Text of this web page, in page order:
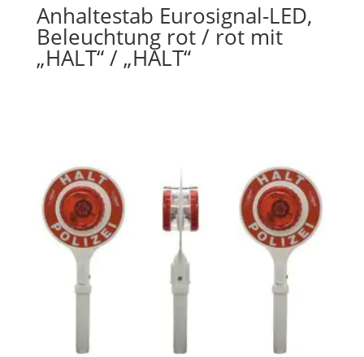
Anhaltestab Eurosignal-LED,
Beleuchtung rot / rot mit
„HALT“ / „HALT“